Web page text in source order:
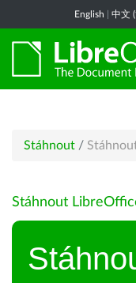
English 中文
Stáhnout /
Stáhnout